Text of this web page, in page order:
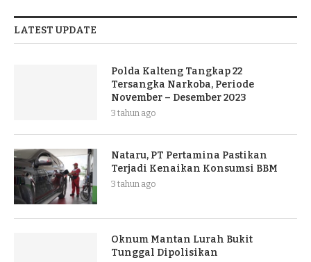
LATEST UPDATE
Polda Kalteng Tangkap 22
Tersangka Narkoba, Periode
November – Desember 2023
3 tahun ago
Nataru, PT Pertamina Pastikan
Terjadi Kenaikan Konsumsi BBM
3 tahun ago
Oknum Mantan Lurah Bukit
Tunggal Dipolisikan